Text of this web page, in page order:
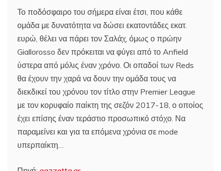
Το ποδόσφαιρο του σήμερα είναι έτσι, που κάθε
ομάδα με δυνατότητα να δώσει εκατοντάδες εκατ.
ευρώ, θέλει να πάρει τον Σαλάχ, όμως ο πρώην
Giallorosso δεν πρόκειται να φύγει από το Anfield
ύστερα από μόλις έναν χρόνο. Οι οπαδοί των Reds
θα έχουν την χαρά να δουν την ομάδα τους να
διεκδικεί του χρόνου τον τίτλο στην Premier League
με τον κορυφαίο παίκτη της σεζόν 2017-18, ο οποίος
έχει επίσης έναν τεράστιο προσωπικό στόχο. Να
παραμείνει και για τα επόμενα χρόνια σε mode
υπερπαίκτη…